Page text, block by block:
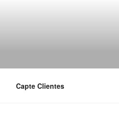
Capte Clientes